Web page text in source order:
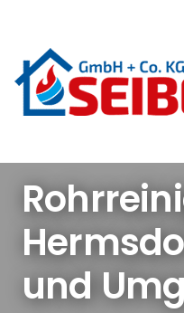
und